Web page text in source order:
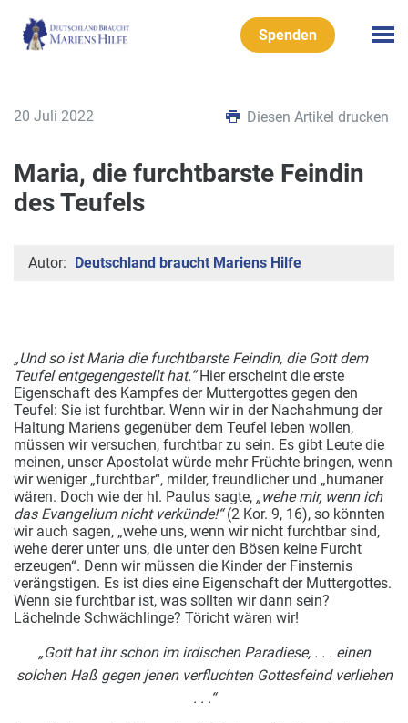
Spenden
20 Juli 2022 Diesen Artikel drucken
Maria, die furchtbarste Feindin
des Teufels
Autor: Deutschland braucht Mariens Hilfe
„Und so ist Maria die furchtbarste Feindin, die Gott dem
Teufel entgegengestellt hat.“Hier erscheint die erste
Eigenschaft des Kampfes der Muttergottes gegen den
Teufel: Sie ist furchtbar. Wenn wir in der Nachahmung der
Haltung Mariens gegenüber dem Teufel leben wollen,
müssen wir versuchen, furchtbar zu sein. Es gibt Leute die
meinen, unser Apostolat würde mehr Früchte bringen, wenn
wir weniger „furchtbar“, milder, freundlicher und „humaner
wären. Doch wie der hl. Paulus sagte, „wehe mir, wenn ich
das Evangelium nicht verkünde!“(2 Kor. 9, 16), so könnten
wir auch sagen, „wehe uns, wenn wir nicht furchtbar sind,
wehe derer unter uns, die unter den Bösen keine Furcht
erzeugen“. Denn wir müssen die Kinder der Finsternis
verängstigen. Es ist dies eine Eigenschaft der Muttergottes.
Wenn sie furchtbar ist, was sollten wir dann sein?
Lächelnde Schwächlinge? Töricht wären wir!
„Gott hat ihr schon im irdischen Paradiese, . . . einen
solchen Haß gegen jenen verfluchten Gottesfeind verliehen
. . .“